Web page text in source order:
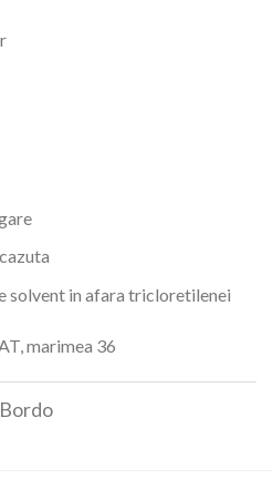
solvent in afara tricloretilenei
marimea 36